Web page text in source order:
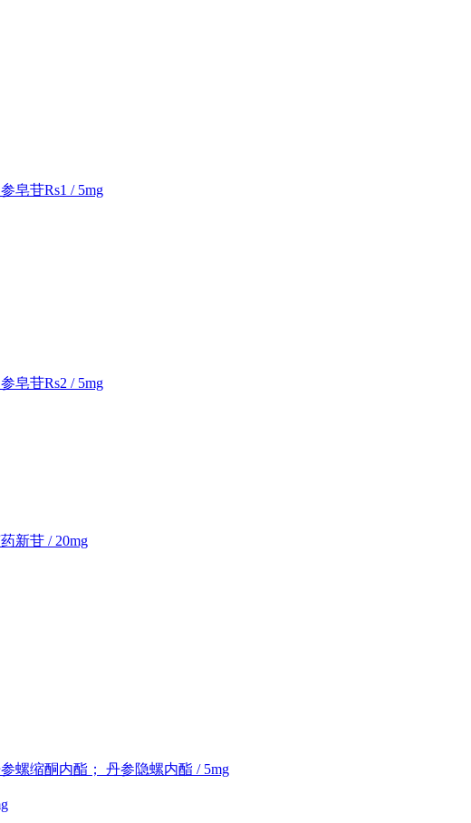
皂苷Rs1 / 5mg
皂苷Rs2 / 5mg
新苷 / 20mg
螺缩酮内酯； 丹参隐螺内酯 / 5mg